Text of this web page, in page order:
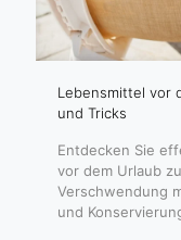
Lebensmittel vor
und Tricks
Entdecken Sie
vor dem Urlaub
Verschwendung
und